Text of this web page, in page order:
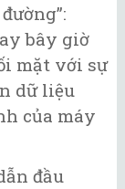
bây giờ
mặt với sự
dữ liệu
của máy
đầu